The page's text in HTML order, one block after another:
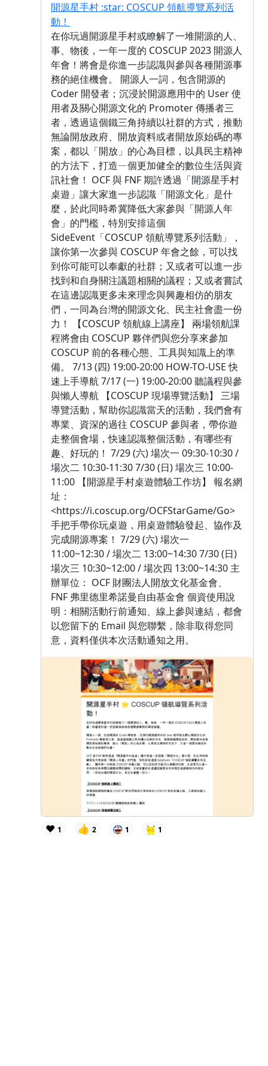
開源星手村 :star: COSCUP 領航導覽系列活
動！
在你玩過開源星手村或瞭解了一堆開源的人、
事、物後，一年一度的 COSCUP 2023 開源人
年會！將會是你進一步認識與參與各種開源事
務的絕佳機會。 開源人一詞，包含開源的
Coder 開發者；沉浸於開源應用中的 User 使
用者及關心開源文化的 Promoter 傳播者三
者，透過這個鐵三角持續以社群的方式，推動
無論開放政府、開放資料或者開放原始碼的專
案，都以「開放」的心為目標，以具民主精神
的方法下，打造ㄧ個更加健全的數位生活與資
訊社會！ OCF 與 FNF 期許透過「開源星手村
桌遊」讓大家進一步認識「開源文化」是什
麼，於此同時希冀降低大家參與「開源人年
會」的門檻，特別安排這個
SideEvent「COSCUP 領航導覽系列活動」，
讓你第一次參與 COSCUP 年會之餘，可以找
到你可能可以奉獻的社群；又或者可以進一步
找到和自身關注議題相關的議程；又或者嘗試
在這邊認識更多未來理念與興趣相仿的朋友
們，一同為台灣的開源文化、民主社會盡一份
力！ 【COSCUP 領航線上講座】 兩場領航課
程將會由 COSCUP 夥伴們與您分享來參加
COSCUP 前的各種心態、工具與知識上的準
備。 7/13 (四) 19:00-20:00 HOW-TO-USE 快
速上手導航 7/17 (一) 19:00-20:00 聽議程與參
與懶人導航 【COSCUP 現場導覽活動】 三場
導覽活動，幫助你認識當天的活動，我們會有
專業、資深的過往 COSCUP 參與者，帶你遊
走整個會場，快速認識整個活動，有哪些有
趣、好玩的！ 7/29 (六) 場次一 09:30-10:30 /
場次二 10:30-11:30 7/30 (日) 場次三 10:00-
11:00 【開源星手村桌遊體驗工作坊】 報名網
址：
<https://i.coscup.org/OCFStarGame/Go>
手把手帶你玩桌遊，用桌遊體驗發起、協作及
完成開源專案！ 7/29 (六) 場次一
11:00~12:30 / 場次二 13:00~14:30 7/30 (日)
場次三 10:30~12:00 / 場次四 13:00~14:30 主
辦單位： OCF 財團法人開放文化基金會、
FNF 弗里德里希諾曼自由基金會 個資使用說
明：相關活動行前通知、線上參與連結，都會
以您留下的 Email 與您聯繫，除非取得您同
意，資料僅供本次活動通知之用。
❤️ 1 👍 2 1 1